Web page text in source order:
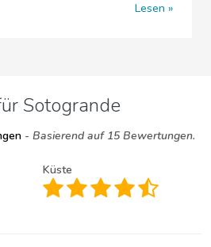
Lesen
Sotogrande
- Basierend auf 15 Bewertungen.
Küste